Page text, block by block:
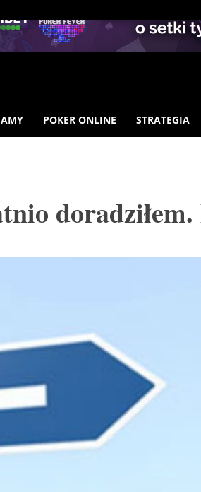
POKER ONLINE STRATEGIA